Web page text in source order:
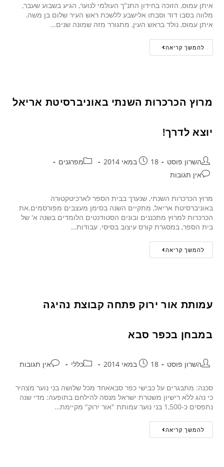
איתן עמוס, הזוכה בחידון התנ"ך העולמי לנוער, הגיע בשבוע שעבר,
מלווה בסבו דוד וסבתו אלישבע ללשכת ראש העיר שלום בן משה.
איתן עמוס, נולד בראש העין, מתגורר מזה שמונה שנים…
להמשך קריאה
מרוץ הכרכרות השנתי באוניברסיטת אריאל
יוצא לדרך!
השרון פוסט 18 במאי 2014
מפרגנים
אין תגובות
מרוץ הכרכרות השנתי, שנערך בבית הספר לארכיטקטורה
באוניברסיטת אריאל, מתקיים השנה בסימן מעצבים מפורסמים.את
הכרכרות למרוץ מתכננים ובונים הסטודנטים הלומדים בשנה א' של
בית הספר, במסגרת קורס עיצוב בסיסי. עבודות…
להמשך קריאה
עמותת אור ירוק פתחה קבוצת נהיגה
במבחן בכפר סבא
השרון פוסט 18 במאי 2014 כללי אין תגובות
סכנה: מתבגרים על כבישי כפר סבאאחד מכל שלושה בני נוער מצהיר
כי נהג ללא רישיון משטרת ישראל מנסה להילחם בתופעה: מדי שנה
נתפסים כ-1,500 בני נוער עמותת "אור ירוק" מקיימת…
להמשך קריאה